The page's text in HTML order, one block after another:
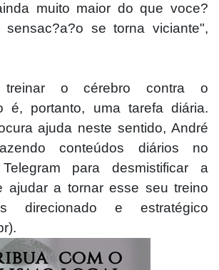
muito maior do que voce?
sensac?a?o se torna viciante",
r o cérebro contra o
é, portanto, uma tarefa diária.
ajuda neste sentido, André
conteúdos diários no
para desmistificar a
ajudar a tornar esse seu treino
direcionado e estratégico